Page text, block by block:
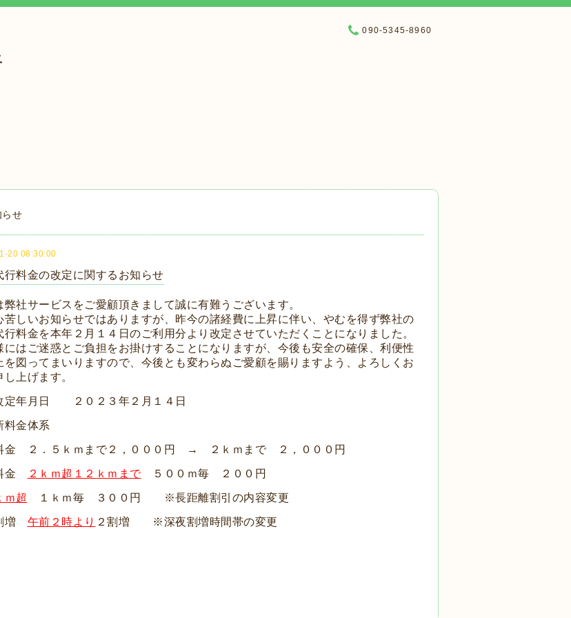
090-5345-8960
らせ
20 08:30:00
行料金の改定に関するお知らせ
弊社サービスをご愛顧頂きまして誠に有難うございます。
苦しいお知らせではありますが、昨今の諸経費に上昇に伴い、やむを得ず弊社の
行料金を本年２月１４日のご利用分より改定させていただくことになりました。
にはご迷惑とご負担をお掛けすることになりますが、今後も安全の確保、利便性
を図ってまいりますので、今後とも変わらぬご愛顧を賜りますよう、よろしくお
し上げます。
定年月日 ２０２３年２月１４日
料金体系
金 ２．５ｋｍまで２，０００円 → ２ｋｍまで ２，０００円
金 ２ｋｍ超１２ｋｍまで５００ｍ毎 ２００円
ｍ超 １ｋｍ毎 ３００円 ※長距離割引の内容変更
増 午前２時より ２割増 ※深夜割増時間帯の変更